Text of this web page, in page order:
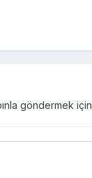
göndermek için